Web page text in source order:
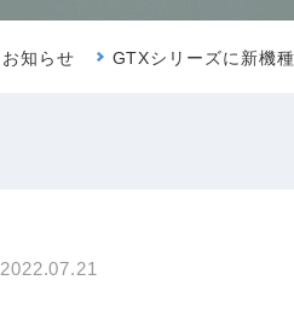
お知らせ GTXシリーズに新機
2022.07.21